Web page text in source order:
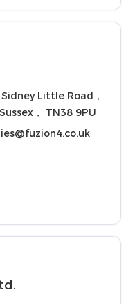
Little Road，
， TN38 9PU